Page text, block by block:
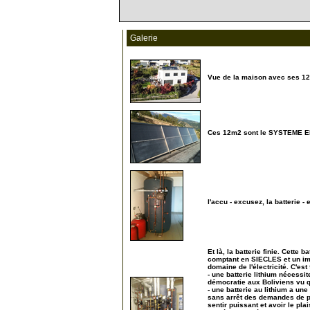
Galerie
Vue de la maison avec ses
Ces 12m2 sont le SYSTEME
l'accu - excusez, la batterie -
Et là, la batterie finie. Cette
comptant en SIECLES et un
domaine de l'électricité. C'est
- une batterie lithium
démocratie aux Boliviens vu
- une batterie au lithium a
sans arrêt des demandes de
sentir puissant et avoir le